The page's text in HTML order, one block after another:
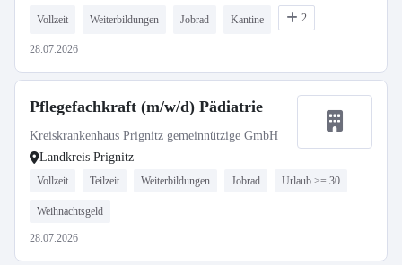
Vollzeit Weiterbildungen Jobrad Kantine 2
28.07.2026
Pflegefachkraft (m/w/d) Pädiatrie
Kreiskrankenhaus Prignitz gemeinnützige GmbH
Landkreis Prignitz
Vollzeit Teilzeit Weiterbildungen Jobrad Urlaub >= 30
Weihnachtsgeld
28.07.2026